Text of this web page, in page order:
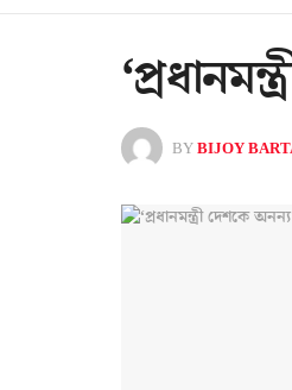
BYBIJOY